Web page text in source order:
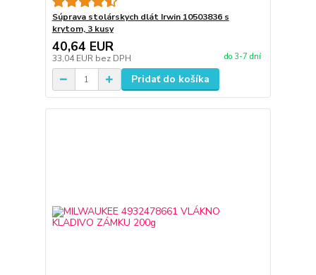
Súprava stolárskych dlát Irwin 10503836 s
krytom, 3 kusy
40,64 EUR
33,04 EUR bez DPH do 3-7 dní
Pridať do košíka